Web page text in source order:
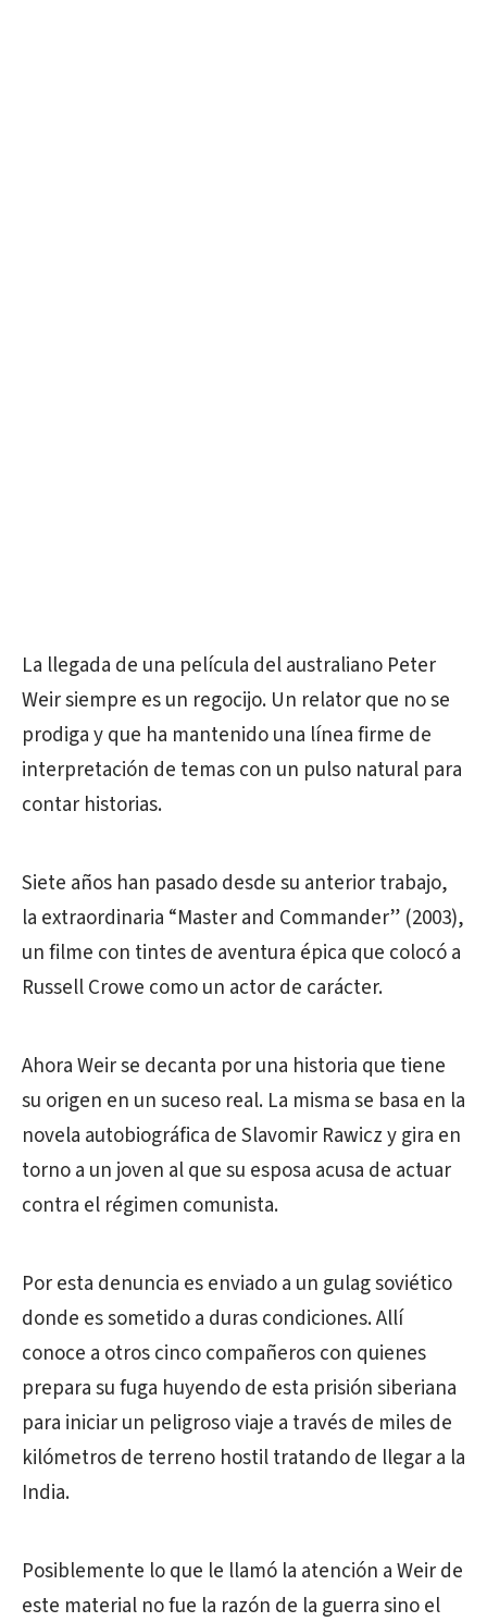
La llegada de una película del australiano Peter
Weir siempre es un regocijo. Un relator que no se
prodiga y que ha mantenido una línea firme de
interpretación de temas con un pulso natural para
contar historias.
Siete años han pasado desde su anterior trabajo,
la extraordinaria “Master and Commander” (2003),
un filme con tintes de aventura épica que colocó a
Russell Crowe como un actor de carácter.
Ahora Weir se decanta por una historia que tiene
su origen en un suceso real. La misma se basa en la
novela autobiográfica de Slavomir Rawicz y gira en
torno a un joven al que su esposa acusa de actuar
contra el régimen comunista.
Por esta denuncia es enviado a un gulag soviético
donde es sometido a duras condiciones. Allí
conoce a otros cinco compañeros con quienes
prepara su fuga huyendo de esta prisión siberiana
para iniciar un peligroso viaje a través de miles de
kilómetros de terreno hostil tratando de llegar a la
India.
Posiblemente lo que le llamó la atención a Weir de
este material no fue la razón de la guerra sino el